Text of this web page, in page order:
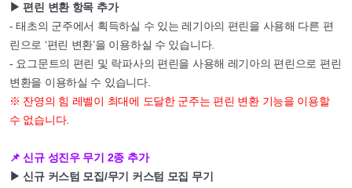
▶ 편린 변환 항목 추가
- 태초의 군주에서 획득하실 수 있는 레기아의 편린을 사용해 다른 편
린으로 ‘편린 변환’을 이용하실 수 있습니다.
- 요그문트의 편린 및 락파사의 편린을 사용해 레기아의 편린으로 편린
변환을 이용하실 수 있습니다.
※ 잔영의 힘 레벨이 최대에 도달한 군주는 편린 변환 기능을 이용할
수 없습니다.
📌 신규 성진우 무기 2종 추가
▶ 신규 커스텀 모집/무기 커스텀 모집 무기